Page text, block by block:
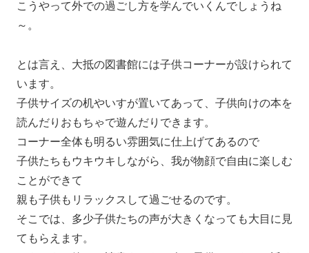
こうやって外での過ごし方を学んでいくんでしょうね
～。
とは言え、大抵の図書館には子供コーナーが設けられて
います。
子供サイズの机やいすが置いてあって、子供向けの本を
読んだりおもちゃで遊んだりできます。
コーナー全体も明るい雰囲気に仕上げてあるので
子供たちもウキウキしながら、我が物顔で自由に楽しむ
ことができて
親も子供もリラックスして過ごせるのです。
そこでは、多少子供たちの声が大きくなっても大目に見
てもらえます。